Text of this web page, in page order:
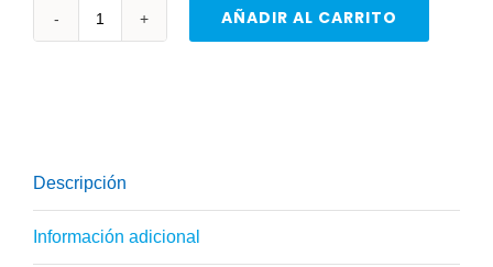
free
azul/gris
cantidad
AÑADIR AL CARRITO
Descripción
Información adicional